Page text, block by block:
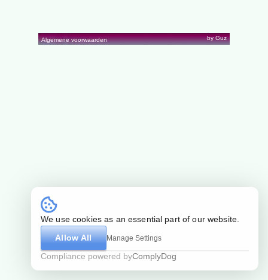
Algemene voorwaarden by Guz
We use cookies as an essential part of our website.
Allow All
Manage Settings
Compliance powered byComplyDog